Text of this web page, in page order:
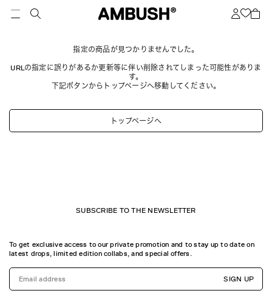
指定の商品が見つかりませんでした。
URLの指定に誤りがあるか更新等に伴い削除されてしまった可能性がありま
す。
下記ボタンからトップページへ移動してください。
トップページへ
SUBSCRIBE TO THE NEWSLETTER
To get exclusive access to our private promotion and to stay up to date on
latest drops, limited edition collabs, and special offers.
SIGN UP